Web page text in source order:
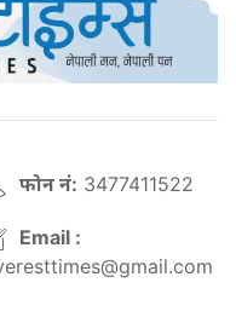
फोन नं: 3477411522
Email :